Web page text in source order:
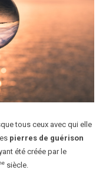
tous ceux avec qui elle
pierres de guérison
été créée par le
siècle.